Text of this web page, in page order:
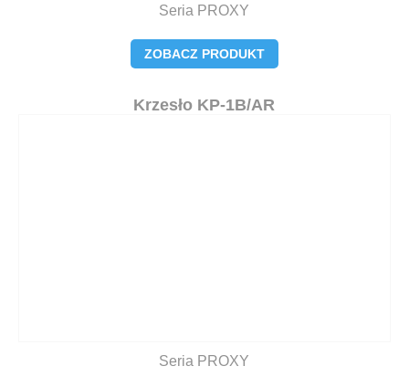
Seria PROXY
ZOBACZ PRODUKT
Krzesło KP-1B/AR
Seria PROXY